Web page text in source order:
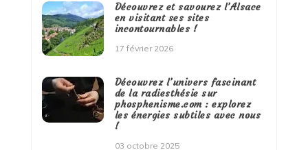
Découvrez et savourez l’Alsace
en visitant ses sites
incontournables !
17 février 2026
Découvrez l’univers fascinant
de la radiesthésie sur
phosphenisme.com : explorez
les énergies subtiles avec nous
!
03 octobre 2025